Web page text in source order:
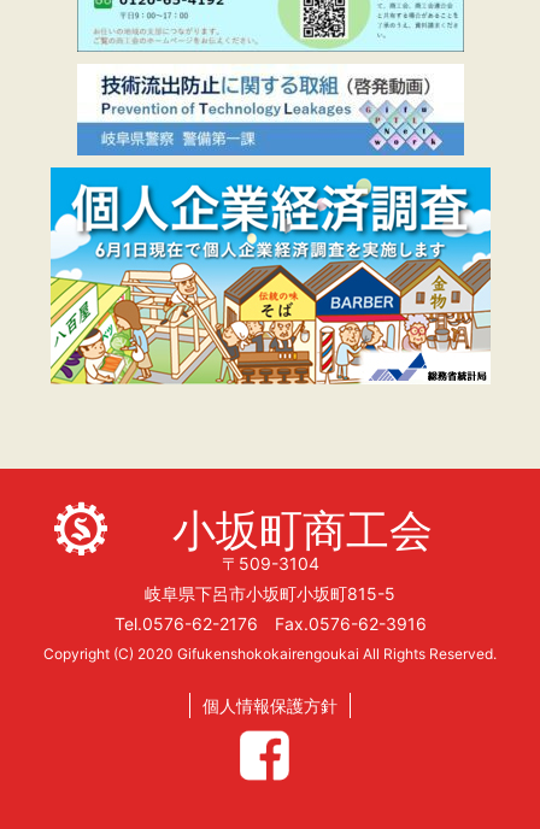
小坂町商工会
〒509-3104
岐阜県下呂市小坂町小坂町815-5
Tel.0576-62-2176 Fax.0576-62-3916
Copyright (C) 2020 Gifukenshokokairengoukai All Rights Reserved.
個人情報保護方針